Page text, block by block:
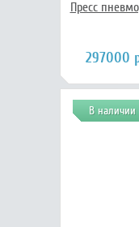
Пресс
297000
В наличии